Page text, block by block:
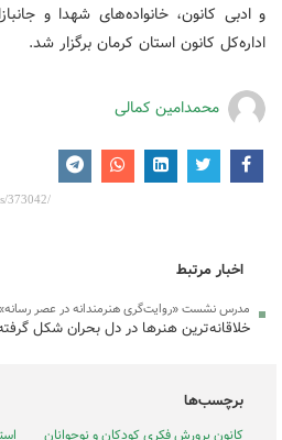
و ادبی کانون، خانواده‌های شهدا و
اداره‌کل کانون استان کرمان برگزار شد.
محمدامین کمالی
اخبار مرتبط
مدرس نشست «روایت‌گری هنرمندانه در عصر
خلاقانه‌ترین هنرها در دل بحران شکل
برچسب‌ها
کانون پرورش فکری کودکان و نوجوانان